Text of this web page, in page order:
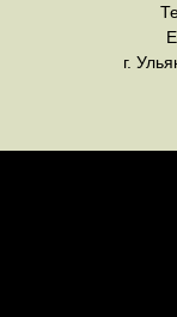
г.